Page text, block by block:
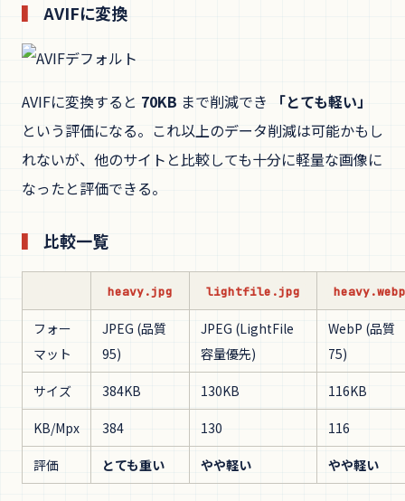
AVIFに変換
AVIFに変換すると 70KB まで削減でき
「とても軽い」
という評価になる。これ以上のデータ削減は可能かもし
れないが、他のサイトと比較しても十分に軽量な画像に
なったと評価できる。
比較一覧
heavy.jpg lightfile.jpg heavy.webp
フォー
マット
JPEG (品質
95)
JPEG (LightFile
容量優先)
WebP (品質
75)
サイズ 384KB 130KB 116KB
KB/Mpx 384 130 116
評価 とても重い やや軽い やや軽い